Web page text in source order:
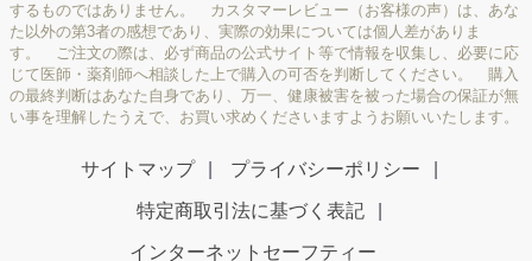
するものではありません。 カスタマーレビュー（お客様の声）は、あな
た以外の第3者の感想であり、実際の効果については個人差がありま
す。 ご注文の際は、必ず商品の公式サイト等で情報を収集し、必要に応
じて医師・薬剤師へ相談した上で購入の可否を判断してください。 購入
の最終判断はあなた自身であり、万一、健康被害を被った場合の保証が無
い事を理解したうえで、お買い求めくださいますようお願いいたします。
サイトマップ プライバシーポリシー
特定商取引法に基づく表記
インターネットセーフティー